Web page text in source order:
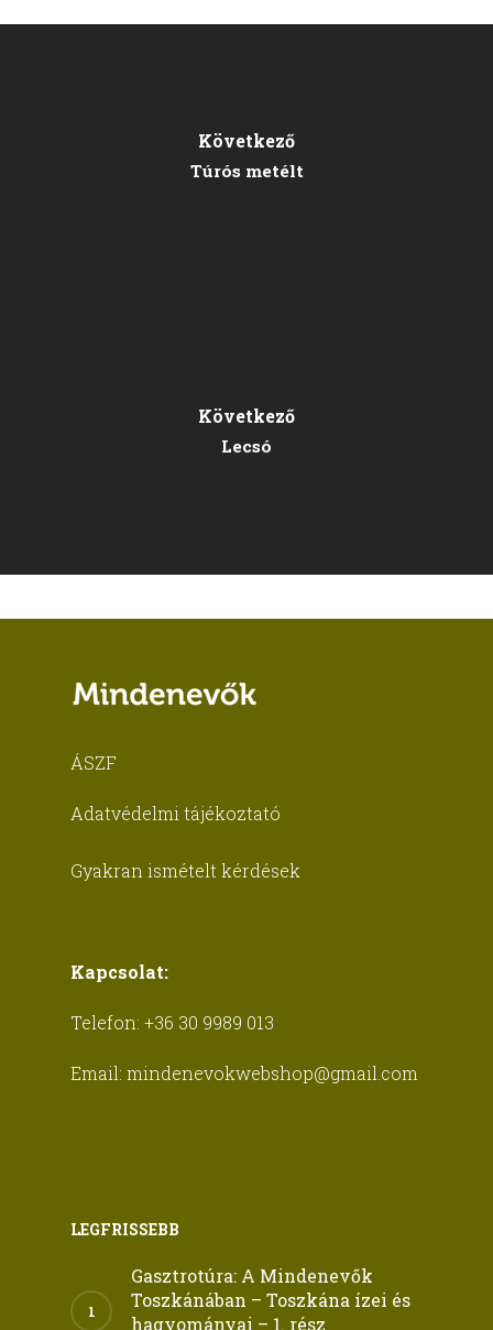
Következő
Túrós metélt
Következő
Lecsó
ÁSZF
Adatvédelmi tájékoztató
Gyakran ismételt kérdések
Kapcsolat:
Telefon: +36 30 9989 013
Email: mindenevokwebshop@gmail.com
LEGFRISSEBB
Gasztrotúra: A Mindenevők
Toszkánában – Toszkána ízei és
hagyományai – 1. rész